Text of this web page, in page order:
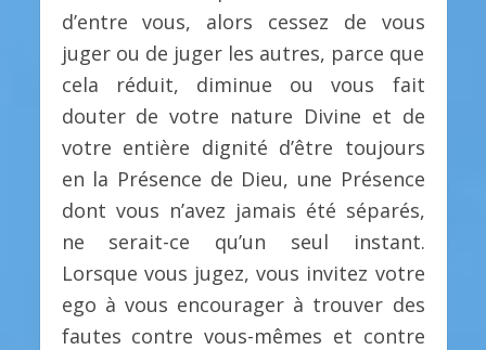
d’entre vous, alors cessez de vous
juger ou de juger les autres, parce que
cela réduit, diminue ou vous fait
douter de votre nature Divine et de
votre entière dignité d’être toujours
en la Présence de Dieu, une Présence
dont vous n’avez jamais été séparés,
ne serait-ce qu’un seul instant.
Lorsque vous jugez, vous invitez votre
ego à vous encourager à trouver des
fautes contre vous-mêmes et contre